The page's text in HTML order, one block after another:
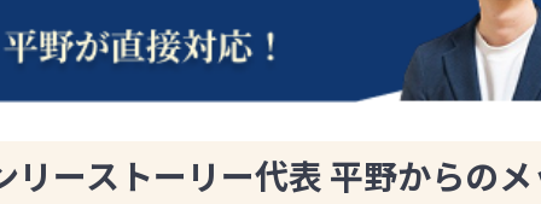
リーストーリー代表 平野からの